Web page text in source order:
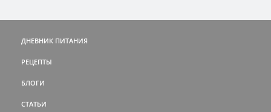
ДНЕВНИК ПИТАНИЯ
РЕЦЕПТЫ
БЛОГИ
СТАТЬИ